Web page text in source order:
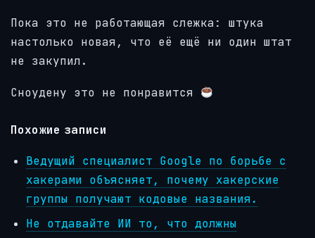
Пока это не работающая слежка: штука
настолько новая, что её ещё ни один штат
не закупил.
Сноудену это не понравится
Похожие записи
Ведущий специалист Google по борьбе с
хакерами объясняет, почему хакерские
группы получают кодовые названия.
Не отдавайте ИИ то, что должны